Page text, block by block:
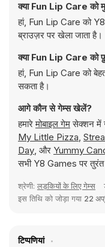
क्या Fun Lip Care को
हां, Fun Lip Care को
ब्राउज़र पर खेला जाता है।
क्या Fun Lip Care को
हां, Fun Lip Care को
सकता है।
आगे कौन से गेम्स खेलें?
हमारेमोबाइल गेमसेक्शन में
My Little Pizza,
Day, और Yummy
सभी Y8 Games पर
श्रेणी: लड़कियों के लिए गेम्स
इस तिथि को जोड़ा गया 22
टिप्पणियां